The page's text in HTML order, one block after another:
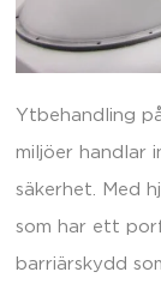
Ytbehandling
miljöer handlar
säkerhet. Med
som har ett
barriärskydd